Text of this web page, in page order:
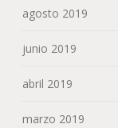
agosto 2019
junio 2019
abril 2019
marzo 2019